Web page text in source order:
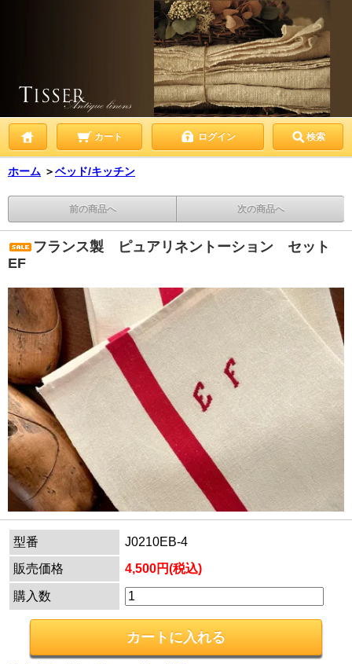
カート ログイン 検索
ホーム ＞ベッド/キッチン
前の商品へ 次の商品へ
フランス製 ピュアリネントーション セット
EF
型番
J0210EB-4
販売価格
4,500円(税込)
購入数